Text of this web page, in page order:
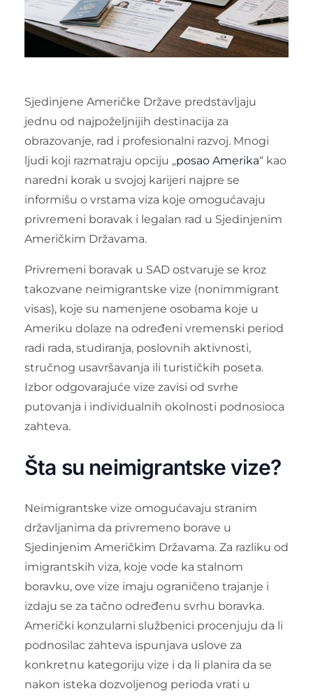
Sjedinjene Američke Države predstavljaju
jednu od najpoželjnijih destinacija za
obrazovanje, rad i profesionalni razvoj. Mnogi
ljudi koji razmatraju opciju „posao Amerika“ kao
naredni korak u svojoj karijeri najpre se
informišu o vrstama viza koje omogućavaju
privremeni boravak i legalan rad u Sjedinjenim
Američkim Državama.
Privremeni boravak u SAD ostvaruje se kroz
takozvane neimigrantske vize (nonimmigrant
visas), koje su namenjene osobama koje u
Ameriku dolaze na određeni vremenski period
radi rada, studiranja, poslovnih aktivnosti,
stručnog usavršavanja ili turističkih poseta.
Izbor odgovarajuće vize zavisi od svrhe
putovanja i individualnih okolnosti podnosioca
zahteva.
Šta su neimigrantske vize?
Neimigrantske vize omogućavaju stranim
državljanima da privremeno borave u
Sjedinjenim Američkim Državama. Za razliku od
imigrantskih viza, koje vode ka stalnom
boravku, ove vize imaju ograničeno trajanje i
izdaju se za tačno određenu svrhu boravka.
Američki konzularni službenici procenjuju da li
podnosilac zahteva ispunjava uslove za
konkretnu kategoriju vize i da li planira da se
nakon isteka dozvoljenog perioda vrati u